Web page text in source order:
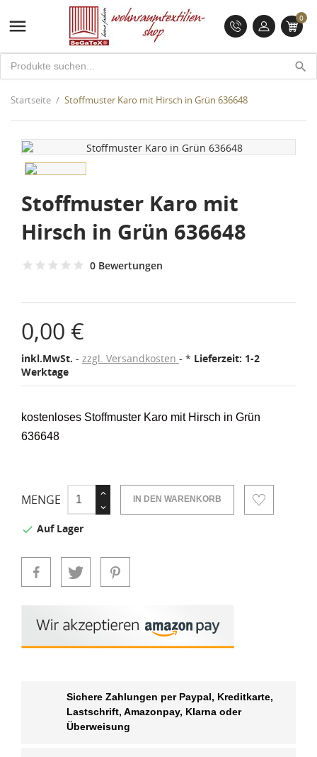
 0
search
Startseite Stoffmuster Karo mit Hirsch in Grün 636648
Stoffmuster Karo mit
Hirsch in Grün 636648
0 Bewertungen
0,00 €
inkl.MwSt. zzgl. Versandkosten * Lieferzeit: 1-2
Werktage
kostenloses Stoffmuster Karo mit Hirsch in Grün
636648
MENGE IN DEN WARENKORB
 Auf Lager
Sichere Zahlungen per Paypal, Kreditkarte,
Lastschrift, Amazonpay, Klarna oder
Überweisung